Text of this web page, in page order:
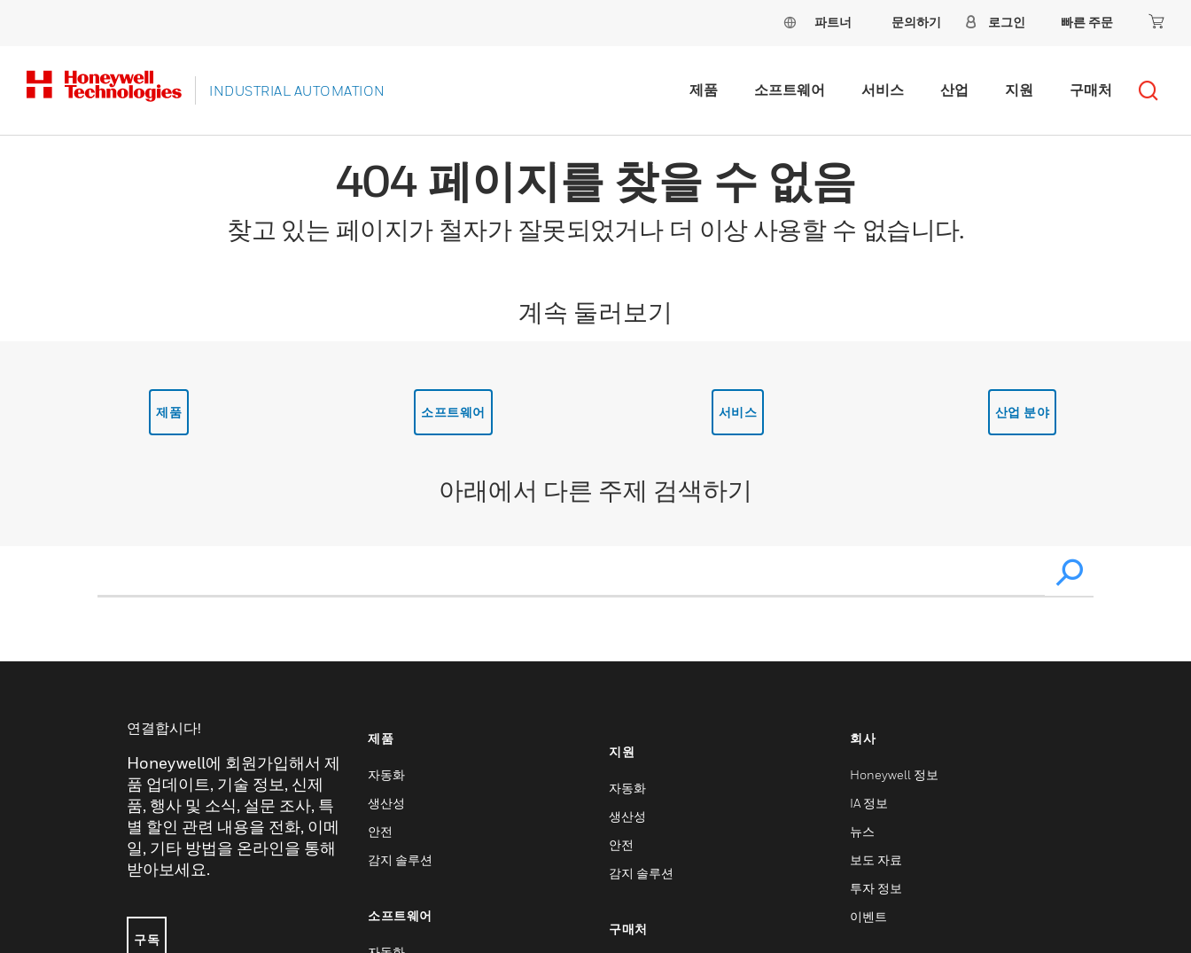
파트너 문의하기 로그인 빠른 주문
INDUSTRIAL AUTOMATION 제품 소프트웨어 서비스 산업 지원 구매처
404 페이지를 찾을 수 없음
찾고 있는 페이지가 철자가 잘못되었거나 더 이상 사용할 수 없습니다.
계속 둘러보기
제품 소프트웨어 서비스 산업 분야
아래에서 다른 주제 검색하기
연결합시다!
Honeywell에 회원가입해서 제
품 업데이트, 기술 정보, 신제
품, 행사 및 소식, 설문 조사, 특
별 할인 관련 내용을 전화, 이메
일, 기타 방법을 온라인을 통해
받아보세요.
구독
제품
자동화
생산성
안전
감지 솔루션
소프트웨어
지원
자동화
생산성
안전
감지 솔루션
구매처
회사
Honeywell 정보
IA 정보
뉴스
보도 자료
투자 정보
이벤트